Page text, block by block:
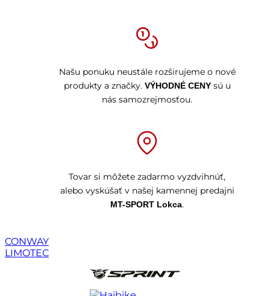
Našu ponuku neustále rozširujeme o nové
produkty a značky. VÝHODNÉ CENYsú u
nás samozrejmosťou.
Tovar si môžete zadarmo vyzdvihnúť,
alebo vyskúšať v našej kamennej predajni
MT-SPORT Lokca.
CONWAY
LIMOTEC